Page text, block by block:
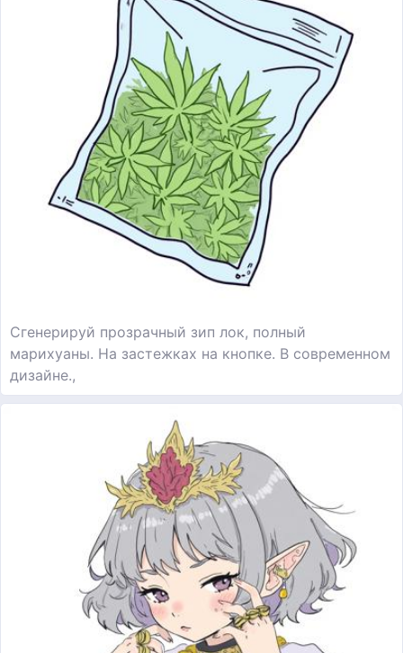
Сгенерируй прозрачный зип лок, полный
марихуаны. На застежках на кнопке. В современном
дизайне.,